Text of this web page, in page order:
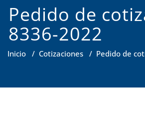
Pedido de
8336-2022
Inicio / Cotizaciones / Pedido de